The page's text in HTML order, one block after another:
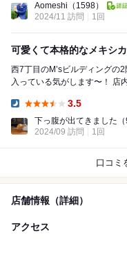
Aomeshi （1598）
2024/11 訪問
1回
可愛くて本格的なメキシ
西7丁目のM’sビルディングの
入っている気がします〜！ 店内も、食器もとても可愛かったです。 料理
3.5
下っ腹が出てきました
2024/09 訪問
1回
口コミ
店舗情報（詳細）
アクセス